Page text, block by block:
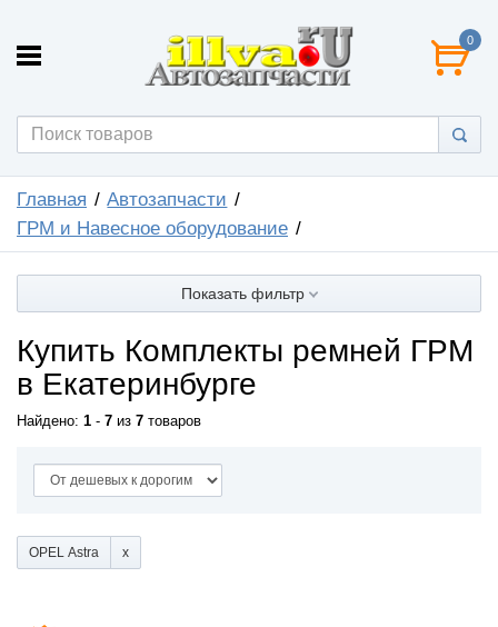
0
Главная
Автозапчасти
ГРМ и Навесное оборудование
Показать фильтр
Купить Комплекты ремней ГРМ
в Екатеринбурге
Найдено: 1 - 7 из 7 товаров
OPEL Astra